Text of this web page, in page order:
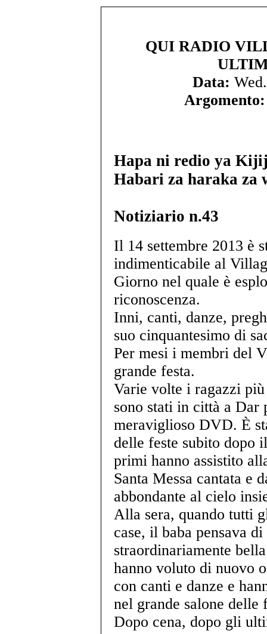
QUI RADIO
Data:
Argomento:
Hapa ni redio ya
Habari za haraka za
Notiziario n.43
Il 14 settembre 2013 è
indimenticabile al
Giorno nel quale è
riconoscenza.
Inni, canti, danze,
suo cinquantesimo di
Per mesi i membri del
grande festa.
Varie volte i ragazzi
sono stati in città a Dar
meraviglioso DVD. È
delle feste subito dopo
primi hanno assistito
Santa Messa cantata e
abbondante al cielo
Alla sera, quando tutti
case, il baba pensava
straordinariamente
hanno voluto di nuovo
con canti e danze e
nel grande salone delle
Dopo cena, dopo gli